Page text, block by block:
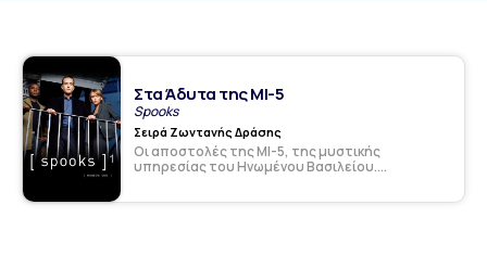
Στα Άδυτα της ΜΙ-5
Spooks
Σειρά Ζωντανής Δράσης
Οι αποστολές της ΜΙ-5, της μυστικής
υπηρεσίας του Ηνωμένου Βασιλείου....